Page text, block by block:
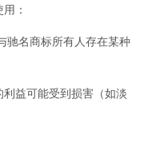
：
名商标所有人存在某种
益可能受到损害（如淡